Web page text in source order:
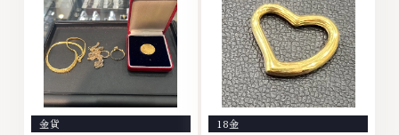
アクセサリー・貴金属・宝石・ダ
イヤモンド・ジュエリーや ブラ
ンド品・時計等は特に自信を持っ
て、高額査定を実現しておりま
す。 古くて使わなくなってしま
ったアクセサリー、動かなくなっ
てしまった腕時計、多くのお品物
の高価買取りを実現しており、他
等のアクセサリー・貴金属・宝
石・ダイヤモンド・ジュエリーや
ブランド品・時計等は特に自信を
持って、高額査定を実現しており
ます。 古くて使わなくなってし
まったアクセサリー、動かなくな
ってしまった腕時計、多くのお品
物の高価買取りを実現しており、
金貨 18金